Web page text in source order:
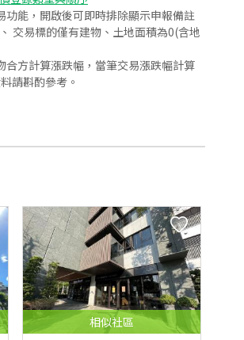
能，開啟後可即時排除顯示申報備註
交易標的僅有建物、土地面積為0(含地
方計算漲跌幅，當筆交易漲跌幅計算
請斟酌參考。
相似社區